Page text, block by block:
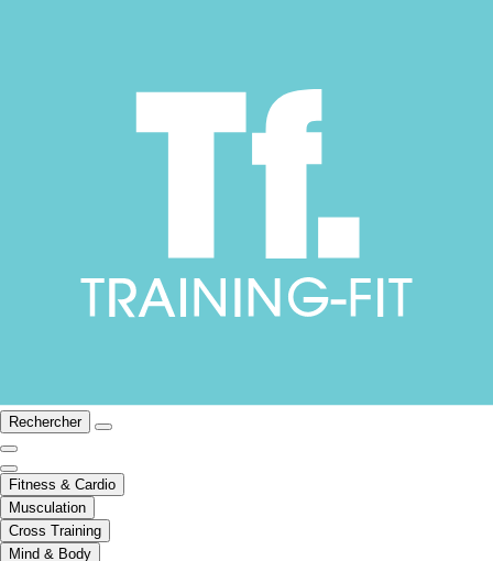
Rechercher
Fitness & Cardio
Musculation
Cross Training
Mind & Body